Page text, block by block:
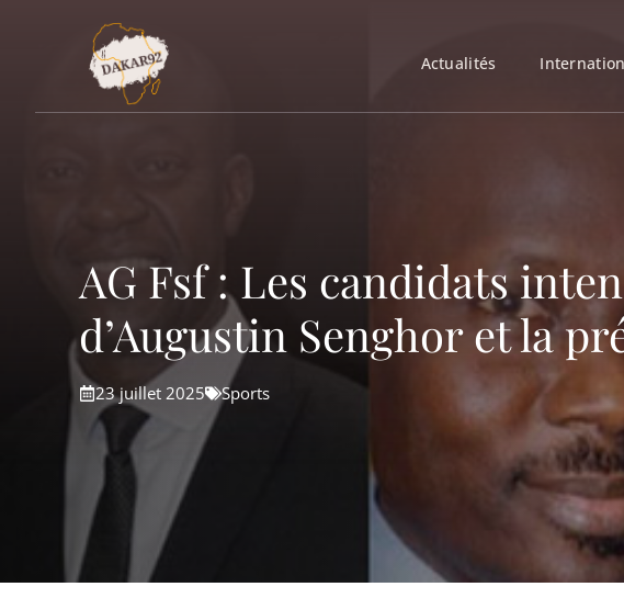
Actualités
AG Fsf : Les candidats
d’Augustin Senghor et la
23 juillet 2025 Sports